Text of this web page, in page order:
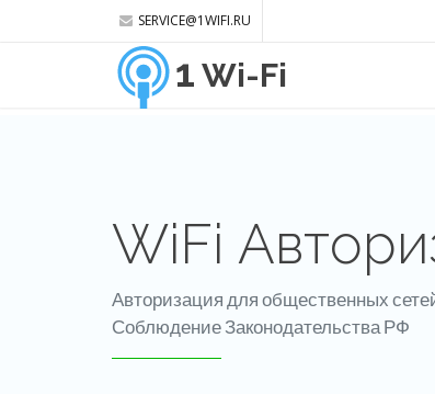
SERVICE@1WIFI.RU
1 Wi-Fi
WiFi
Авторизация для общественных
Соблюдение Законодательства РФ